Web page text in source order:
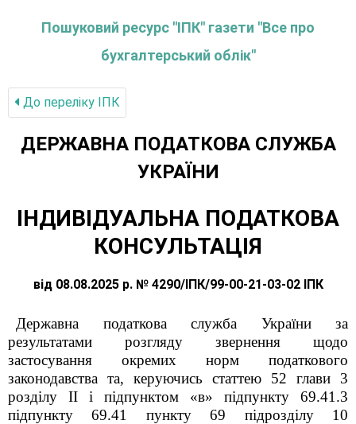
Пошуковий ресурс "ІПК" газети "Все про
бухгалтерський облік"
До переліку IПК
ДЕРЖАВНА ПОДАТКОВА СЛУЖБА
УКРАЇНИ
ІНДИВІДУАЛЬНА ПОДАТКОВА
КОНСУЛЬТАЦІЯ
від 08.08.2025 р. № 4290/ІПК/99-00-21-03-02 ІПК
Державна податкова служба України за
результатами розгляду звернення щодо
застосування окремих норм податкового
законодавства та, керуючись статтею 52 глави 3
розділу ІІ і підпунктом «в» підпункту 69.41.3
підпункту 69.41 пункту 69 підрозділу 10